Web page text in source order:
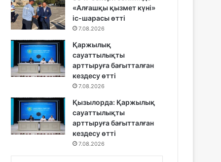
«Алғашқы қызмет күні»
іс-шарасы өтті
7.08.2026
Қаржылық
сауаттылықты
арттыруға бағытталған
кездесу өтті
7.08.2026
Қызылорда: Қаржылық
сауаттылықты
арттыруға бағытталған
кездесу өтті
7.08.2026